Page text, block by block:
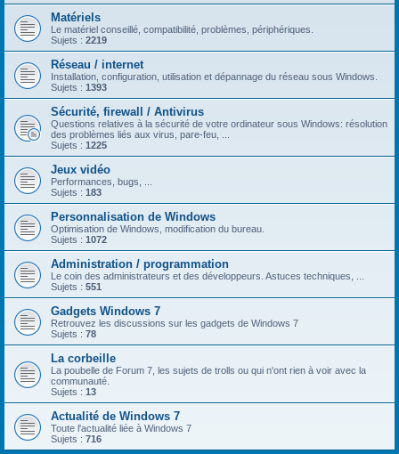
Matériels
Le matériel conseillé, compatibilité, problèmes, périphériques.
Sujets : 2219
Réseau / internet
Installation, configuration, utilisation et dépannage du réseau sous Windows.
Sujets : 1393
Sécurité, firewall / Antivirus
Questions relatives à la sécurité de votre ordinateur sous Windows: résolution
des problèmes liés aux virus, pare-feu, ...
Sujets : 1225
Jeux vidéo
Performances, bugs, ...
Sujets : 183
Personnalisation de Windows
Optimisation de Windows, modification du bureau.
Sujets : 1072
Administration / programmation
Le coin des administrateurs et des développeurs. Astuces techniques, ...
Sujets : 551
Gadgets Windows 7
Retrouvez les discussions sur les gadgets de Windows 7
Sujets : 78
La corbeille
La poubelle de Forum 7, les sujets de trolls ou qui n'ont rien à voir avec la
communauté.
Sujets : 13
Actualité de Windows 7
Toute l'actualité liée à Windows 7
Sujets : 716